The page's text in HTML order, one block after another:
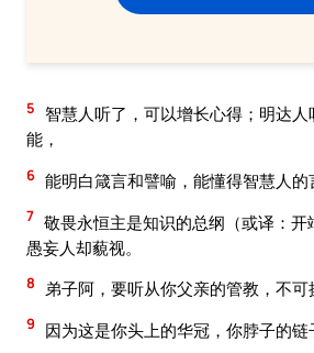
5
智慧人听了，可以增长心得；明达
能，
6 能明白箴言和譬喻，能懂得智慧人的
7 敬畏永恒主是知识的总纲（或译：开
愚妄人却藐视。
8 弟子阿，要听从你父亲的管教，不可
9 因为这是你头上的华冠，你脖子的链